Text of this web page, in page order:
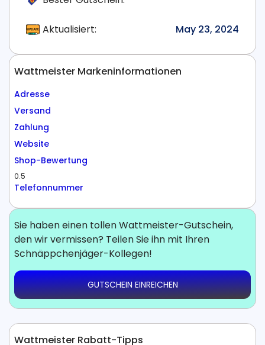
Aktualisiert: May 23, 2024
Wattmeister Markeninformationen
Adresse
Versand
Zahlung
Website
Shop-Bewertung
0.5
Telefonnummer
Sie haben einen tollen Wattmeister-Gutschein,
den wir vermissen? Teilen Sie ihn mit Ihren
Schnäppchenjäger-Kollegen!
GUTSCHEIN EINREICHEN
Wattmeister Rabatt-Tipps